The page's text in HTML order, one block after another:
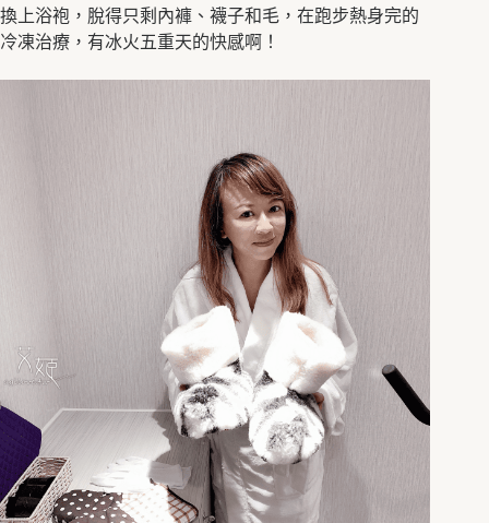
換上浴袍，脫得只剩內褲、襪子和毛，在跑步熱身完的
冷凍治療，有冰火五重天的快感啊！